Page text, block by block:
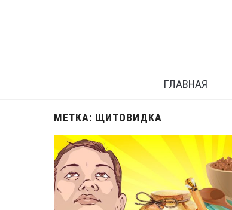
ГЛАВНАЯ
МЕТКА: ЩИТОВИДКА